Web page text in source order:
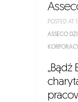
POSTED AT
ASSECO
„Bądź